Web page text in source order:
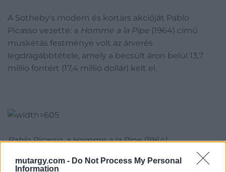
mutargy.com - Do Not Process My Personal
Information
A Sotheby's modern és kortárs akcióját Pablo
Picasso vezette: a Homme a la Pipe (1964) című
muskétás festménye volt az árverés
legdrágábbtétele, amely a becsült áron belül 13,7
millió fontért (17,4 millió dollár) kelt el.
Pablo Picasso, a Homme a la Pipe (1964)